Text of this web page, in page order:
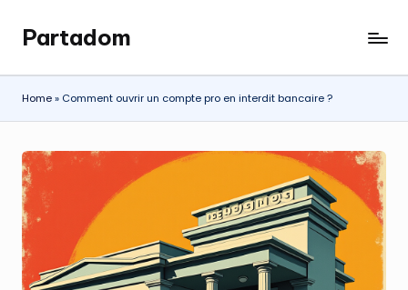
content
Partadom
Home» Comment ouvrir un compte pro en interdit bancaire ?